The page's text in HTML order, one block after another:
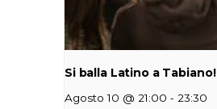
Si balla Latino a Tabiano!
Agosto 10 @ 21:00 - 23:30